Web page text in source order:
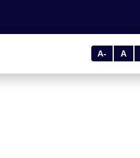
A- A